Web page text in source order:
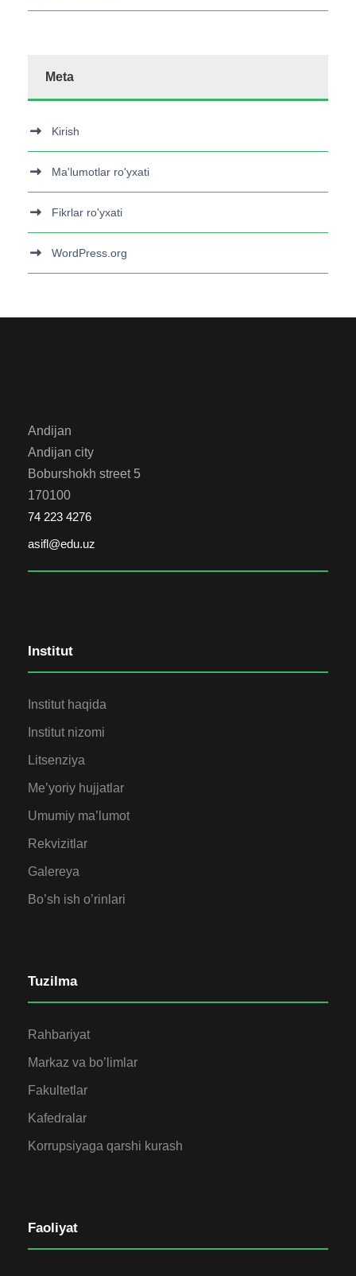
Meta
Kirish
Ma'lumotlar ro'yxati
Fikrlar ro'yxati
WordPress.org
Andijan
Andijan city
Boburshokh street 5
170100
74 223 4276
asifl@edu.uz
Institut
Institut haqida
Institut nizomi
Litsenziya
Me’yoriy hujjatlar
Umumiy ma’lumot
Rekvizitlar
Galereya
Bo’sh ish o’rinlari
Tuzilma
Rahbariyat
Markaz va bo’limlar
Fakultetlar
Kafedralar
Korrupsiyaga qarshi kurash
Faoliyat